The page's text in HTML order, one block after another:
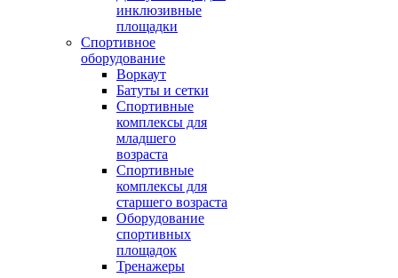
инклюзивные
площадки
Спортивное
оборудование
Воркаут
Батуты и сетки
Спортивные
комплексы для
младшего
возраста
Спортивные
комплексы для
старшего возраста
Оборудование
спортивных
площадок
Тренажеры